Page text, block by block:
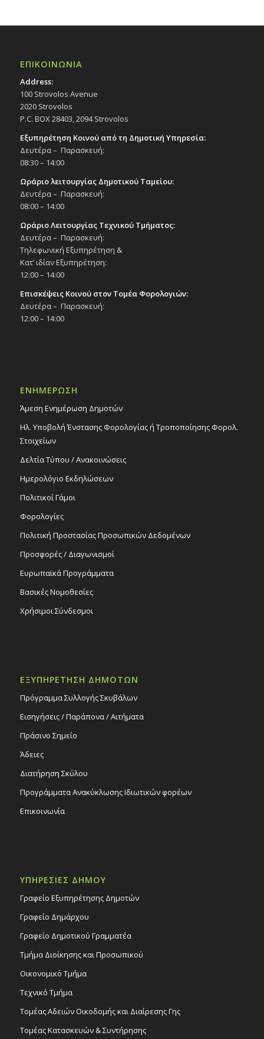
ΕΠΙΚΟΙΝΩΝΙΑ
Address:
100 Strovolos Avenue
2020 Strovolos
P.C. BOX 28403, 2094 Strovolos
Εξυπηρέτηση Κοινού από τη Δημοτική Υπηρεσία:
Δευτέρα – Παρασκευή:
08:30 – 14:00
Ωράριο λειτουργίας Δημοτικού Ταμείου:
Δευτέρα – Παρασκευή:
08:00 – 14:00
Ωράριο Λειτουργίας Τεχνικού Τμήματος:
Δευτέρα – Παρασκευή:
Τηλεφωνική Εξυπηρέτηση &
Κατ’ ιδίαν Εξυπηρέτηση:
12:00 – 14:00
Επισκέψεις Κοινού στον Τομέα Φορολογιών:
Δευτέρα – Παρασκευή:
12:00 – 14:00
ΕΝΗΜΕΡΩΣΗ
Άμεση Ενημέρωση Δημοτών
Ηλ. Υποβολή Ένστασης Φορολογίας ή Τροποποίησης Φορολ.
Στοιχείων
Δελτία Τύπου / Ανακοινώσεις
Ημερολόγιο Εκδηλώσεων
Πολιτικοί Γάμοι
Φορολογίες
Πολιτική Προστασίας Προσωπικών Δεδομένων
Προσφορές / Διαγωνισμοί
Ευρωπαϊκά Προγράμματα
Βασικές Νομοθεσίες
Χρήσιμοι Σύνδεσμοι
ΕΞΥΠΗΡΕΤΗΣΗ ΔΗΜΟΤΩΝ
Πρόγραμμα Συλλογής Σκυβάλων
Εισηγήσεις / Παράπονα / Αιτήματα
Πράσινο Σημείο
Άδειες
Διατήρηση Σκύλου
Προγράμματα Ανακύκλωσης Ιδιωτικών φορέων
Επικοινωνία
ΥΠΗΡΕΣΙΕΣ ΔΗΜΟΥ
Γραφείο Εξυπηρέτησης Δημοτών
Γραφείο Δημάρχου
Γραφείο Δημοτικού Γραμματέα
Τμήμα Διοίκησης και Προσωπικού
Οικονομικό Τμήμα
Τεχνικό Τμήμα
Τομέας Αδειών Οικοδομής και Διαίρεσης Γης
Τομέας Κατασκευών & Συντήρησης